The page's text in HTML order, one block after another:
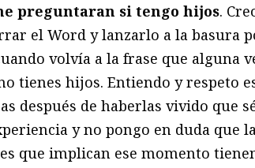
preguntaran si tengo hijos.
el Word y lanzarlo a la basura
volvía a la frase que alguna
tienes hijos. Entiendo y respeto
después de haberlas vivido que
y no pongo en duda que
que implican ese momento